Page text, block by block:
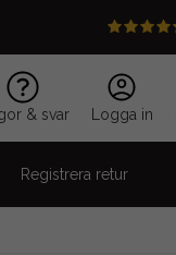
& svar Logga in
Registrera retur